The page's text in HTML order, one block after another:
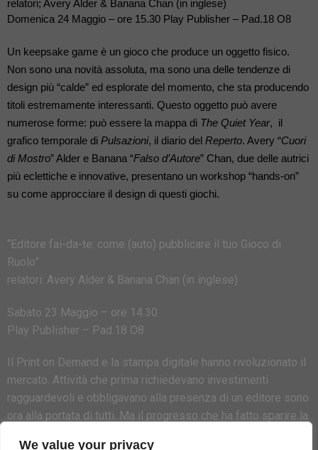
We value your privacy
relatori; Avery Alder & Banana Chan (in inglese)
Domenica 24 Maggio – ore 15.30 Play Publisher – Pad.18 O8
Un keepsake game è un gioco che produce un oggetto fisico.
Non sono una novità assoluta, ma sono una delle tendenze di
design più “calde” ed esplorate del momento, che sta producendo
titoli estremamente interessanti. Questo oggetto può avere
numerose forme: può essere la mappa di The Quiet Year,  il
grafico temporale di Pulsazioni, il diario del Reperto. Avery “Cuori
di Mostro” Alder e Banana “Falso d’Autore” Chan, due delle autrici
più eclettiche e innovative, presentano un workshop “hands-on”
su come approcciare il design di questi giochi.
“Editore fai-da-te: come (auto) pubblicare il tuo Gioco di
Ruolo”
relatori: Avery Alder & Banana Chan (in inglese)
Sabato 23 Maggio – ore 14.30
Play Publisher – Pad.18 O8
Il Print on Demand e la stampa digitale hanno rivoluzionato il
mercato. Attività che prima richiedevano investimenti
ragguardevoli e obbligavano alla presenza di un editore sono
ora alla portata di tutti. Ma il progresso che ha fatto sparire la